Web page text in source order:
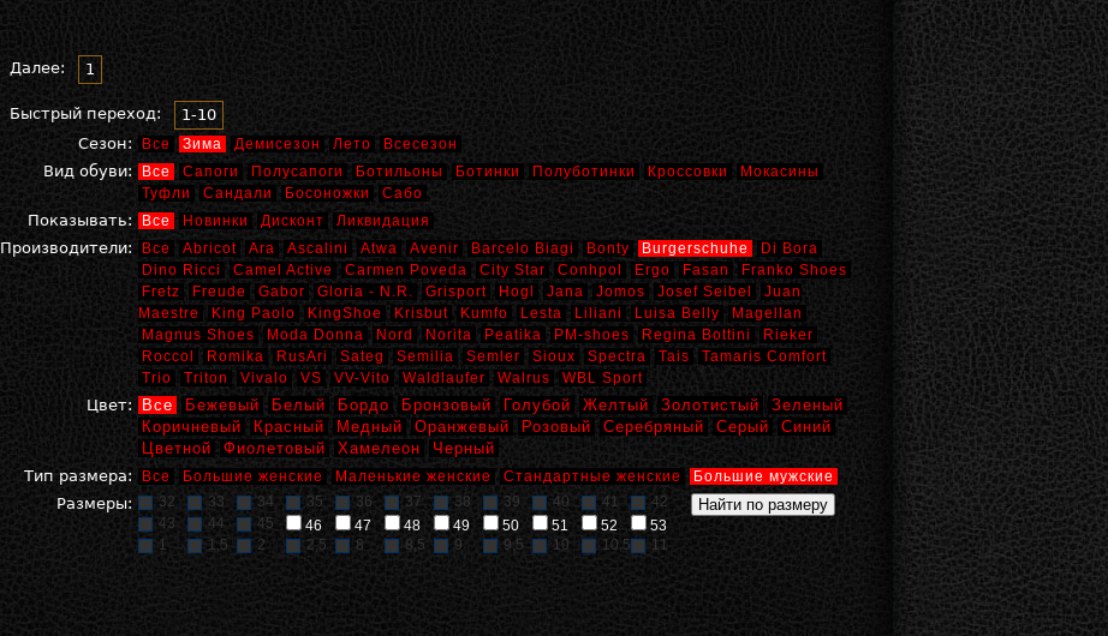
Далее: 1
Быстрый переход:
1-10
Сезон:
Все Зима Демисезон Лето Всесезон
Вид обуви: Все Сапоги Полусапоги Ботильоны Ботинки Полуботинки Кроссовки
Мокасины
Туфли
Сандали Босоножки Сабо
Показывать: Все Новинки Дисконт Ликвидация
Производители: Все Abricot Ara Ascalini Atwa Avenir Barcelo Biagi Bonty Burgerschuhe
Di Bora
Dino Ricci
Camel Active Carmen Poveda City Star Conhpol Ergo Fasan
Franko Shoes
Fretz
Freude Gabor Gloria - N.R. Grisport Hogl Jana Jomos Josef Seibel
Juan
Maestre
King Paolo KingShoe Krisbut Kumfo Lesta Liliani Luisa Belly
Magellan
Magnus Shoes
Moda Donna Nord Norita Peatika PM-shoes Regina Bottini
Rieker
Roccol
Romika RusAri Sateg Semilia Semler Sioux Spectra Tais
Tamaris Comfort
Trio
Triton Vivalo VS VV-Vito Waldlaufer Walrus WBL Sport
Цвет: Все Бежевый Белый Бордо Бронзовый Голубой Желтый Золотистый
Зеленый
Коричневый
Красный Медный Оранжевый Розовый Серебряный Серый
Синий
Цветной
Фиолетовый Хамелеон
Черный
Тип размера:
Все Большие женские Маленькие женские Стандартные женские Большие мужские
Размеры: 32 33 34 35 36 37 38 39 40 41
42
43
44 45 46 47 48 49 50 51 52
53
1
1,5 2 2,5 8 8,5 9 9,5 10 10,5 11